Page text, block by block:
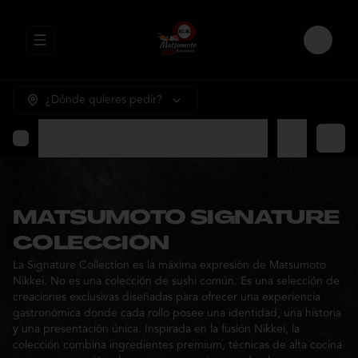
Abrir menu de navegación Login
¿Dónde quieres pedir?
MATSUMOTO SIGNATURE
COLECCION
La Signature Collection es la máxima expresión de Matsumoto
Nikkei. No es una colección de sushi común. Es una selección de
creaciones exclusivas diseñadas para ofrecer una experiencia
gastronómica donde cada rollo posee una identidad, una historia
y una presentación única. Inspirada en la fusión Nikkei, la
colección combina ingredientes premium, técnicas de alta cocina